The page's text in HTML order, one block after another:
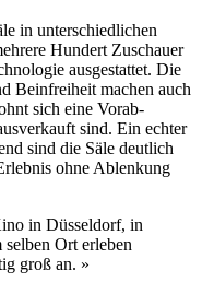
in unterschiedlichen
Hundert Zuschauer
ausgestattet. Die
Beinfreiheit machen auch
sich eine Vorab-
sind. Ein echter
sind die Säle deutlich
ohne Ablenkung
in Düsseldorf, in
Ort erleben
groß an. »